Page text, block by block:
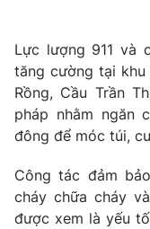
Lực lượng 911 và
tăng cường tại
Rồng, Cầu Trần
pháp nhằm ngăn
đông để móc túi,
Công tác đảm
cháy chữa cháy
được xem là yếu